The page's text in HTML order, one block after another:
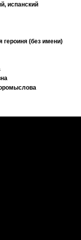
испанский
героиня (без имени)